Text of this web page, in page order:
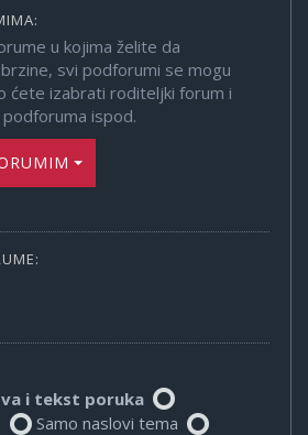
u kojima želite da
svi podforumi se mogu
ćete izabrati roditeljki forum i
ispod.
i tekst poruka
Samo naslovi tema